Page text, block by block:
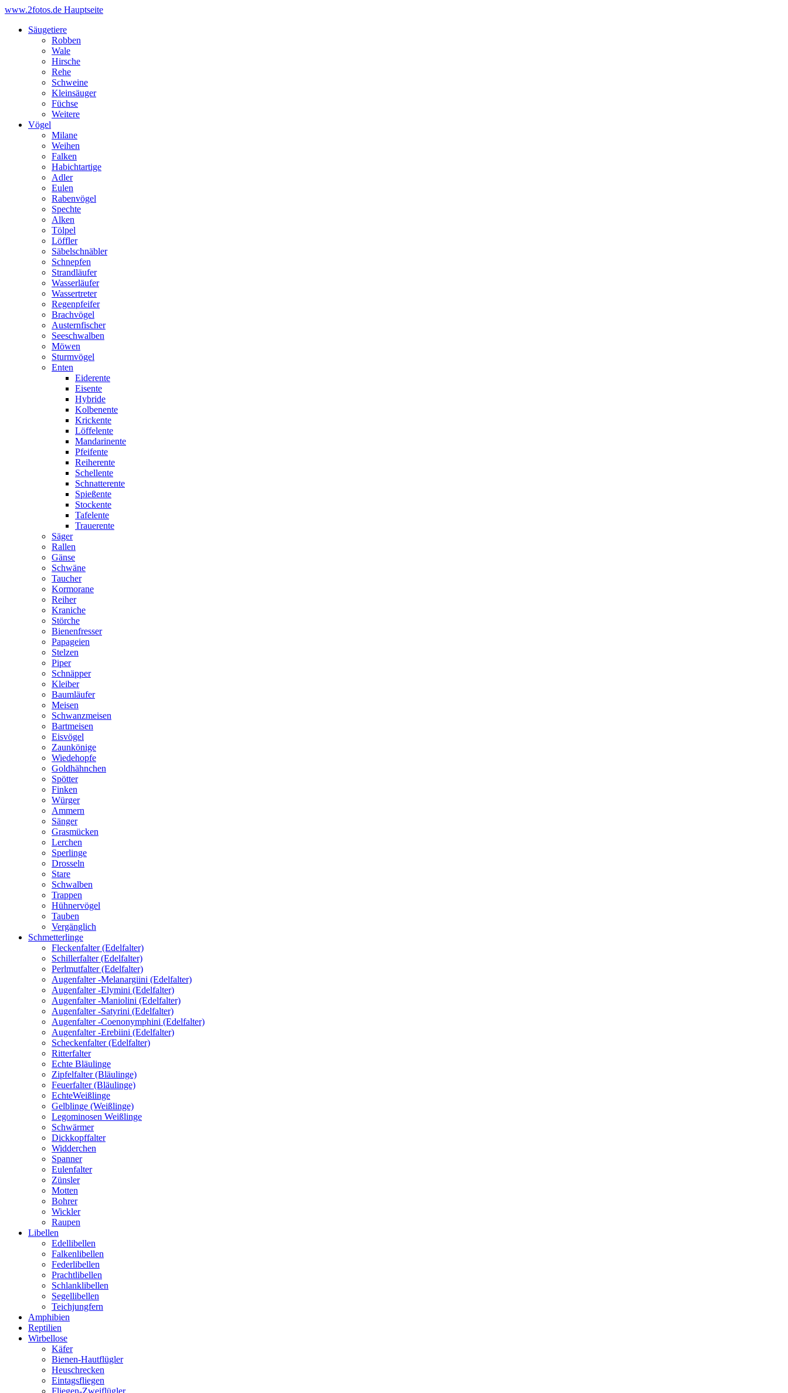
www.2fotos.de Hauptseite
Säugetiere
Robben
Wale
Hirsche
Rehe
Schweine
Kleinsäuger
Füchse
Weitere
Vögel
Milane
Weihen
Falken
Habichtartige
Adler
Eulen
Rabenvögel
Spechte
Alken
Tölpel
Löffler
Säbelschnäbler
Schnepfen
Strandläufer
Wasserläufer
Wassertreter
Regenpfeifer
Brachvögel
Austernfischer
Seeschwalben
Möwen
Sturmvögel
Enten
Eiderente
Eisente
Hybride
Kolbenente
Krickente
Löffelente
Mandarinente
Pfeifente
Reiherente
Schellente
Schnatterente
Spießente
Stockente
Tafelente
Trauerente
Säger
Rallen
Gänse
Schwäne
Taucher
Kormorane
Reiher
Kraniche
Störche
Bienenfresser
Papageien
Stelzen
Piper
Schnäpper
Kleiber
Baumläufer
Meisen
Schwanzmeisen
Bartmeisen
Eisvögel
Zaunkönige
Wiedehopfe
Goldhähnchen
Spötter
Finken
Würger
Ammern
Sänger
Grasmücken
Lerchen
Sperlinge
Drosseln
Stare
Schwalben
Trappen
Hühnervögel
Tauben
Vergänglich
Schmetterlinge
Fleckenfalter (Edelfalter)
Schillerfalter (Edelfalter)
Perlmutfalter (Edelfalter)
Augenfalter -Melanargiini (Edelfalter)
Augenfalter -Elymini (Edelfalter)
Augenfalter -Maniolini (Edelfalter)
Augenfalter -Satyrini (Edelfalter)
Augenfalter -Coenonymphini (Edelfalter)
Augenfalter -Erebiini (Edelfalter)
Scheckenfalter (Edelfalter)
Ritterfalter
Echte Bläulinge
Zipfelfalter (Bläulinge)
Feuerfalter (Bläulinge)
EchteWeißlinge
Gelblinge (Weißlinge)
Legominosen Weißlinge
Schwärmer
Dickkopffalter
Widderchen
Spanner
Eulenfalter
Zünsler
Motten
Bohrer
Wickler
Raupen
Libellen
Edellibellen
Falkenlibellen
Federlibellen
Prachtlibellen
Schlanklibellen
Segellibellen
Teichjungfern
Amphibien
Reptilien
Wirbellose
Käfer
Bienen-Hautflügler
Heuschrecken
Eintagsfliegen
Fliegen-Zweiflügler